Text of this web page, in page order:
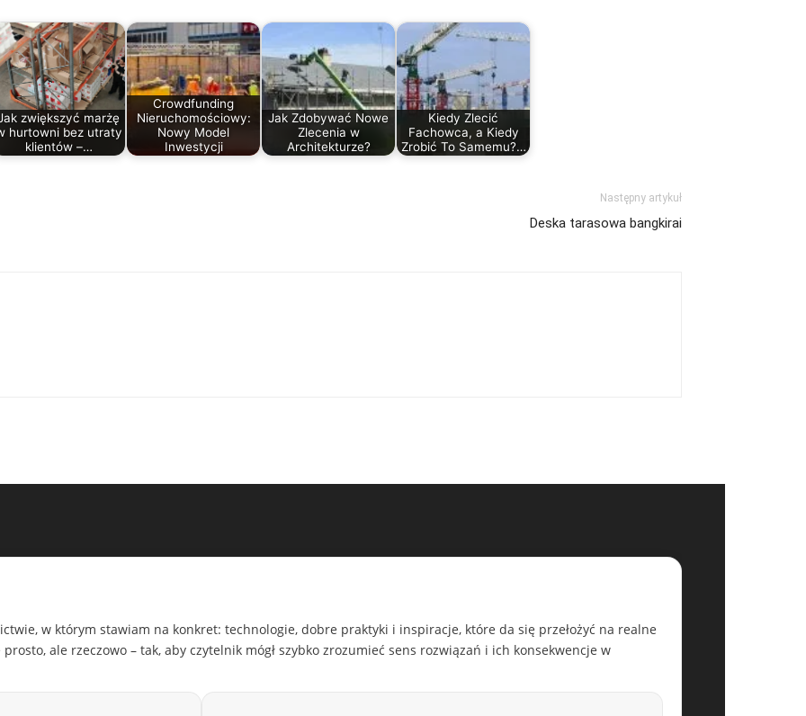
zwiększyć marżę
hurtowni bez utraty
klientów –…
Crowdfunding
Nieruchomościowy:
Nowy Model
Inwestycji
Jak Zdobywać Nowe
Zlecenia w
Architekturze?
Kiedy Zlecić
Fachowca, a Kiedy
Zrobić To Samemu?…
Następny artykuł
Deska tarasowa bangkirai
w którym stawiam na konkret: technologie, dobre praktyki i inspiracje, które da się przełożyć na realne
ale rzeczowo – tak, aby czytelnik mógł szybko zrozumieć sens rozwiązań i ich konsekwencje w